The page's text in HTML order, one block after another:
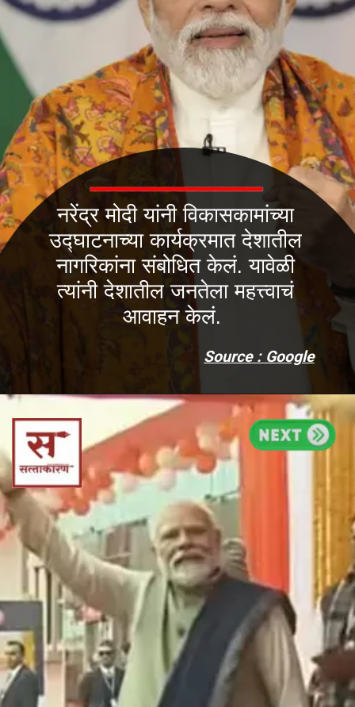
Source : Google
नरेंद्र मोदी यांनी विकासकामांच्या
उद्घाटनाच्या कार्यक्रमात देशातील
नागरिकांना संबोधित केलं. यावेळी
त्यांनी देशातील जनतेला महत्त्वाचं
आवाहन केलं.